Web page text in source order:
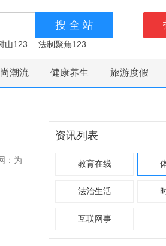
山123 法制聚焦123
潮流 健康养生 旅游度假
：为
资讯列表
教育在线
法治生活
互联网事